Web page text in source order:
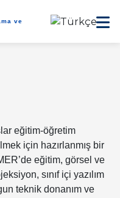
ve
eğitim-öğretim
için hazırlanmış bir
eğitim, görsel ve
sınıf içi yazılım
teknik donanım ve